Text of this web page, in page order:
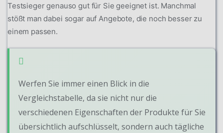
Testsieger genauso gut für Sie geeignet ist. Manchmal
stößt man dabei sogar auf Angebote, die noch besser zu
einem passen.
Werfen Sie immer einen Blick in die
Vergleichstabelle, da sie nicht nur die
verschiedenen Eigenschaften der Produkte für Sie
übersichtlich aufschlüsselt, sondern auch tägliche